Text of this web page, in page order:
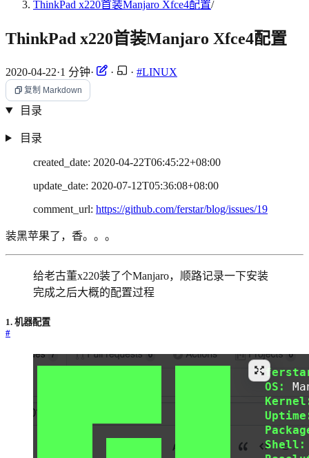
ThinkPad x220首装Manjaro Xfce4配置/
ThinkPad x220首装Manjaro Xfce4配置
2020-04-22·1 分钟· · · #LINUX
复制 Markdown
目录
目录
created_date: 2020-04-22T06:45:22+08:00
update_date: 2020-07-12T05:36:08+08:00
comment_url: https://github.com/ferstar/blog/issues/19
装黑苹果了，香。。。
给老古董x220装了个Manjaro，顺路记录一下安装
完成之后大概的配置过程
1. 机器配置
#